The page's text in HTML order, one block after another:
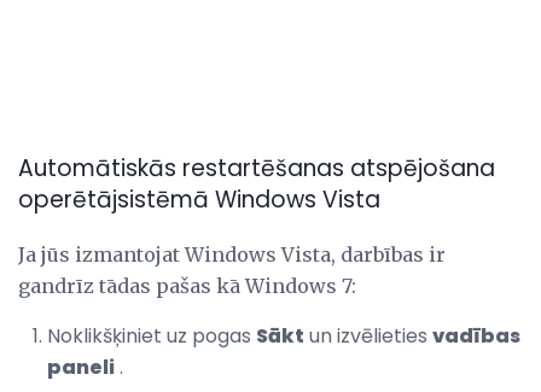
Automātiskās restartēšanas atspējošana
operētājsistēmā Windows Vista
Ja jūs izmantojat Windows Vista, darbības ir
gandrīz tādas pašas kā Windows 7:
Noklikšķiniet uz pogas Sākt un izvēlieties vadības
paneli.